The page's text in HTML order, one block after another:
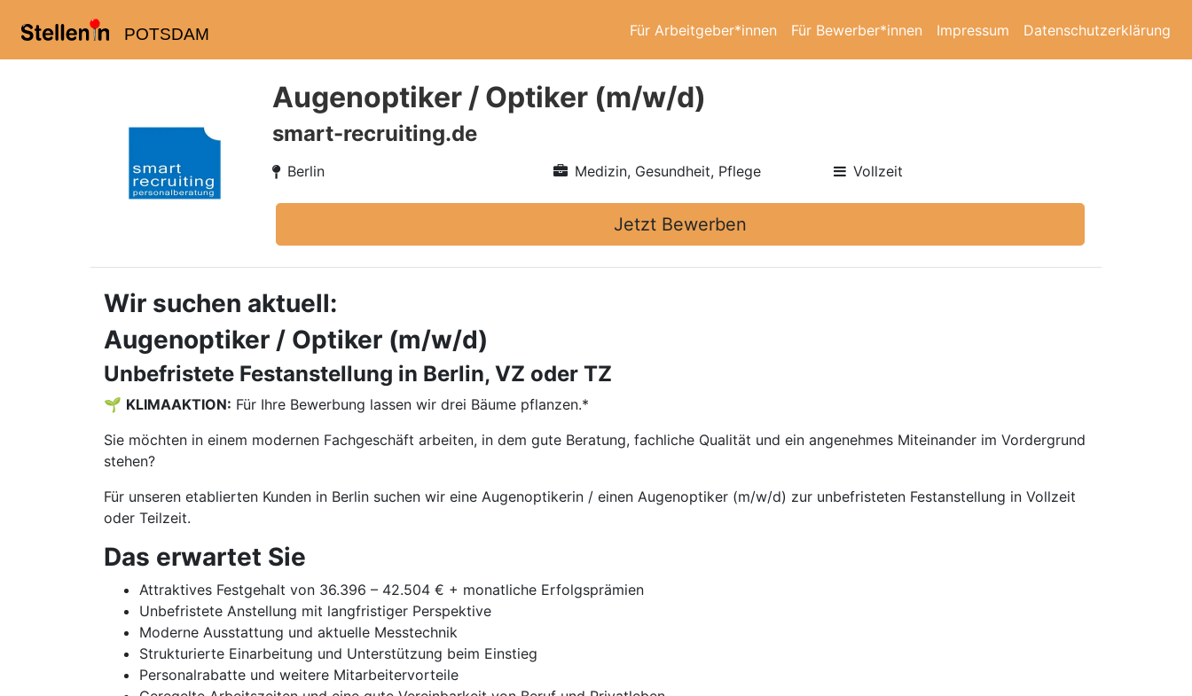
POTSDAM Für Arbeitgeber*innen Für Bewerber*innen Impressum Datenschutzerklärung
Augenoptiker / Optiker (m/w/d)
smart-recruiting.de
Berlin Medizin, Gesundheit, Pflege Vollzeit
Jetzt Bewerben
Wir suchen aktuell:
Augenoptiker / Optiker (m/w/d)
Unbefristete Festanstellung in Berlin, VZ oder TZ
🌱 KLIMAAKTION: Für Ihre Bewerbung lassen wir drei Bäume pflanzen.*
Sie möchten in einem modernen Fachgeschäft arbeiten, in dem gute Beratung, fachliche Qualität und ein angenehmes Miteinander im Vordergrund
stehen?
Für unseren etablierten Kunden in Berlin suchen wir eine Augenoptikerin / einen Augenoptiker (m/w/d) zur unbefristeten Festanstellung in Vollzeit
oder Teilzeit.
Das erwartet Sie
Attraktives Festgehalt von 36.396 – 42.504 € + monatliche Erfolgsprämien
Unbefristete Anstellung mit langfristiger Perspektive
Moderne Ausstattung und aktuelle Messtechnik
Strukturierte Einarbeitung und Unterstützung beim Einstieg
Personalrabatte und weitere Mitarbeitervorteile